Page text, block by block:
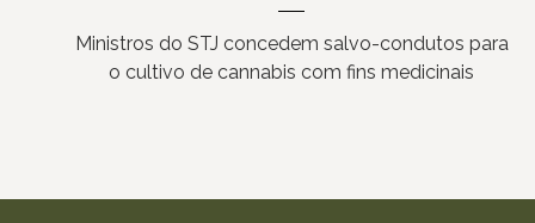
Ministros do STJ concedem salvo-condutos para
o cultivo de cannabis com fins medicinais